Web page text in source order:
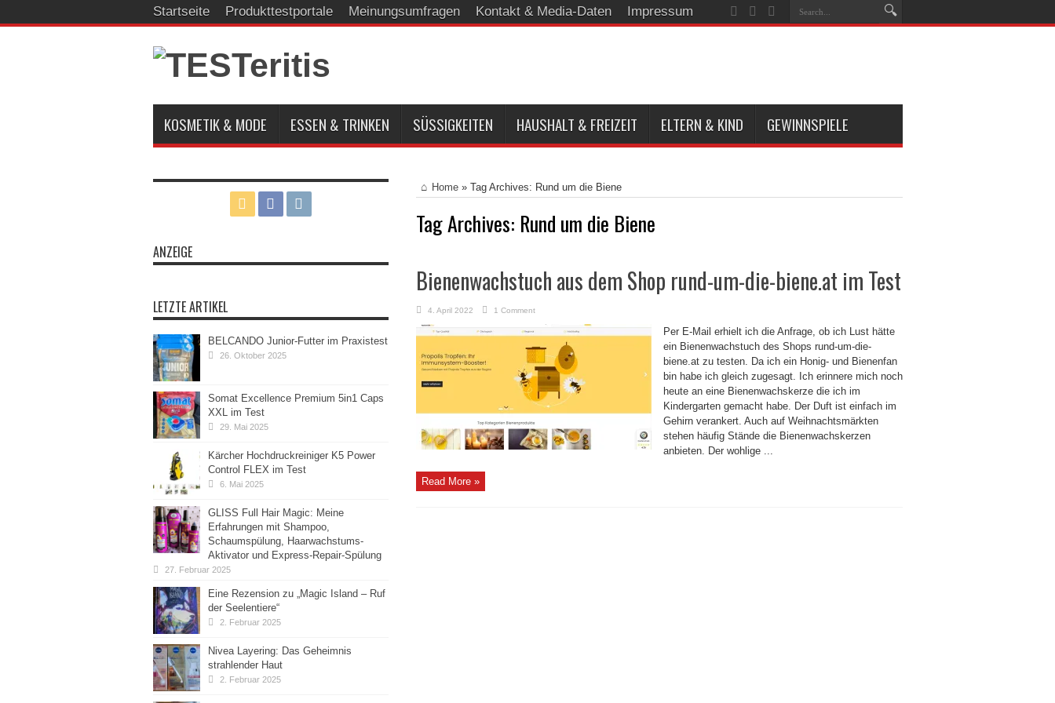
Startseite Produkttestportale Meinungsumfragen Kontakt & Media-Daten Impressum
KOSMETIK & MODE ESSEN & TRINKEN SÜSSIGKEITEN HAUSHALT & FREIZEIT ELTERN & KIND GEWINNSPIELE
Home» Tag Archives: Rund um die Biene
Tag Archives: Rund um die Biene
Bienenwachstuch aus dem Shop rund-um-die-biene.at im Test
4. April 2022 1 Comment
Per E-Mail erhielt ich die Anfrage, ob ich Lust hätte
ein Bienenwachstuch des Shops rund-um-die-
biene.at zu testen. Da ich ein Honig- und Bienenfan
bin habe ich gleich zugesagt. Ich erinnere mich noch
heute an eine Bienenwachskerze die ich im
Kindergarten gemacht habe. Der Duft ist einfach im
Gehirn verankert. Auch auf Weihnachtsmärkten
stehen häufig Stände die Bienenwachskerzen
anbieten. Der wohlige ...
Read More »
ANZEIGE
LETZTE ARTIKEL
BELCANDO Junior-Futter im Praxistest
26. Oktober 2025
Somat Excellence Premium 5in1 Caps
XXL im Test
29. Mai 2025
Kärcher Hochdruckreiniger K5 Power
Control FLEX im Test
6. Mai 2025
GLISS Full Hair Magic: Meine
Erfahrungen mit Shampoo,
Schaumspülung, Haarwachstums-
Aktivator und Express-Repair-Spülung
27. Februar 2025
Eine Rezension zu „Magic Island – Ruf
der Seelentiere“
2. Februar 2025
Nivea Layering: Das Geheimnis
strahlender Haut
2. Februar 2025